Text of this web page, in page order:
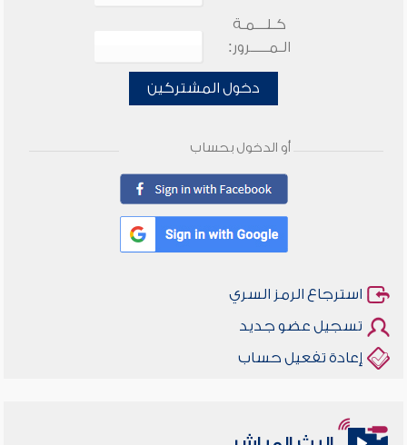
كـلـــمـة
الـمـــــرور:
دخول المشتركين
أو الدخول بحساب
استرجاع الرمز السري
تسجيل عضو جديد
إعادة تفعيل حساب